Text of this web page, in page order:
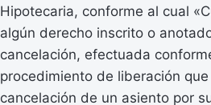
Hipotecaria, conforme al cual
algún derecho inscrito o
cancelación, efectuada
procedimiento de liberación
cancelación de un asiento por